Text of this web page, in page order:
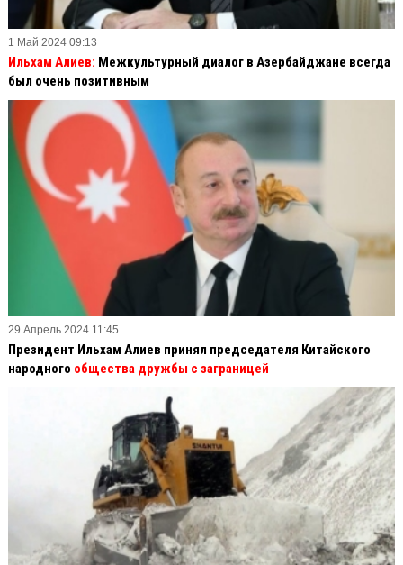
1 Май 2024 09:13
Ильхам Алиев: Межкультурный диалог в Азербайджане всегда
был очень позитивным
29 Апрель 2024 11:45
Президент Ильхам Алиев принял председателя Китайского
народного общества дружбы с заграницей